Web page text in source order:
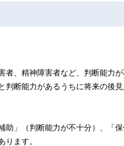
者、精神障害者など、判断能力
判断能力があるうちに将来の後
助」（判断能力が不十分）、「
ります。